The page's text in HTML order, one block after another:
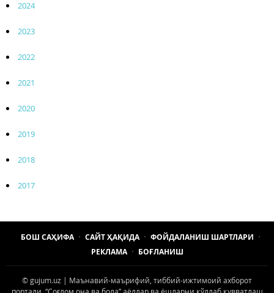
2024
2023
2022
2021
2020
2019
2018
2017
БОШ САҲИФА САЙТ ҲАҚИДА
ФОЙДАЛАНИШ ШАРТЛАРИ
РЕКЛАМА
БОҒЛАНИШ
© gujum.uz | Маънавий-маърифий, тиббий-ижтимоий ахборот
портали. “Соғлом она ва бола” аёллар ва ёшларни қўллаб қувватлаш